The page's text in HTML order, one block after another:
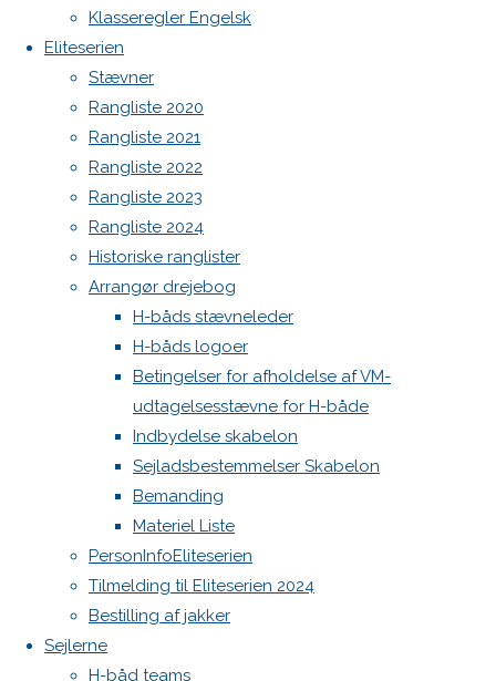
Klasseregler Engelsk
Eliteserien
Stævner
Rangliste 2020
Rangliste 2021
Rangliste 2022
Rangliste 2023
Rangliste 2024
Historiske ranglister
Arrangør drejebog
H-båds stævneleder
H-båds logoer
Betingelser for afholdelse af VM-
udtagelsesstævne for H-både
Indbydelse skabelon
Sejladsbestemmelser Skabelon
Bemanding
Materiel Liste
PersonInfoEliteserien
Tilmelding til Eliteserien 2024
Bestilling af jakker
Sejlerne
H-båd teams
Skriv
et
svar
Din e-
mailadresse
vil ikke
blive
publiceret.
Krævede
felter er
markeret
med*
Comment
WordPress.org